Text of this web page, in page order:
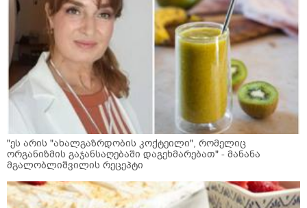
"ეს არის "ახალგაზრდობის კოქტეილი", რომელიც
ორგანიზმის გაჯანსაღებაში დაგეხმარებათ" - მანანა
მგალობლიშვილის რეცეპტი